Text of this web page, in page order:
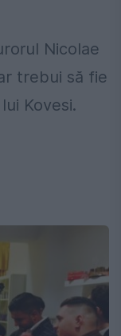
Nicolae
trebui să fie
Kovesi.